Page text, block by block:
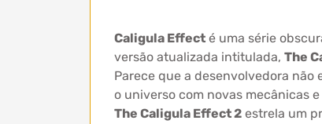
Caligula Effect é uma série
versão atualizada intitulada, The
Parece que a desenvolvedora
o universo com novas mecânicas
The Caligula Effect 2 estrela um